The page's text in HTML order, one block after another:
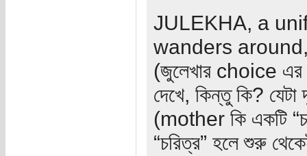
JULEKHA, a
wanders
(জুলেখার choice এর
দেখে, কিন্তু কি?
(mother কি একটি
“চরিত্র” হলে শুরু